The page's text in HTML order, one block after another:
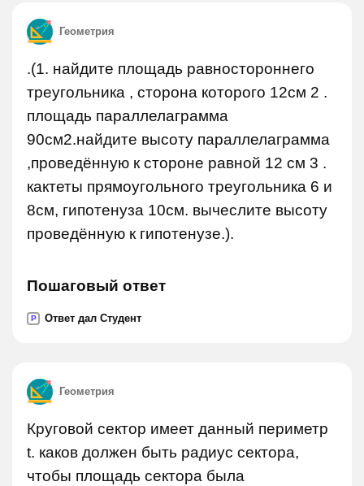
Геометрия
.(1. найдите площадь равностороннего
треугольника , сторона которого 12см 2 .
площадь параллелаграмма
90см2.найдите высоту параллелаграмма
,проведённую к стороне равной 12 см 3 .
кактеты прямоугольного треугольника 6 и
8см, гипотенуза 10см. вычеслите высоту
проведённую к гипотенузе.).
Пошаговый ответ
P Ответ дал Студент
Геометрия
Круговой сектор имеет данный периметр
t. каков должен быть радиус сектора,
чтобы площадь сектора была